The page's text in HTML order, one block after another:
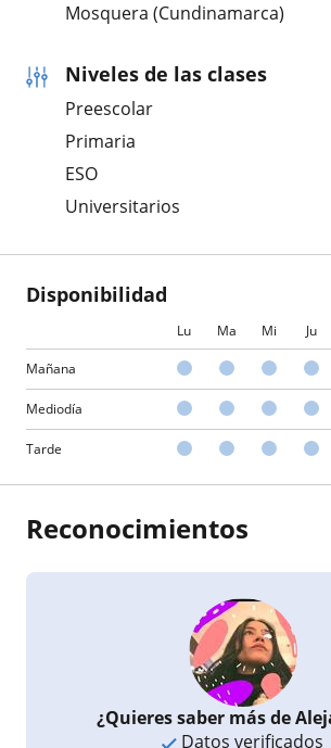
Mosquera (Cundinamarca)
Niveles de las clases
Preescolar
Primaria
ESO
Universitarios
Disponibilidad
Lu Ma Mi Ju
Mañana
Mediodía
Tarde
Reconocimientos
¿Quieres saber más de
Datos verificados